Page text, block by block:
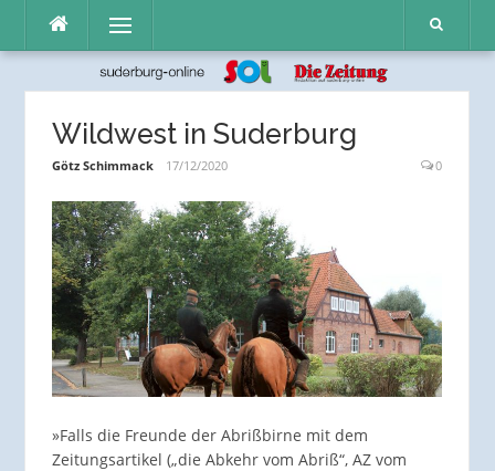
Inhalt
Menü
Wildwest in Suderburg
Götz Schimmack 17/12/2020 0
»Falls die Freunde der Abrißbirne mit dem
Zeitungsartikel („die Abkehr vom Abriß“, AZ vom